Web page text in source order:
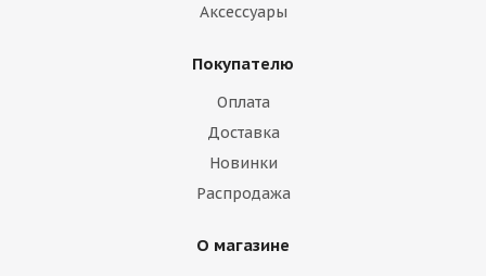
Аксессуары
Покупателю
Оплата
Доставка
Новинки
Распродажа
О магазине